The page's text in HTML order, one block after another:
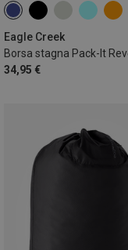
Eagle Creek
34,95 €
ONE SIZE